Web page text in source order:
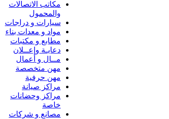
مكاتب الاتصالات
والمحمول
سيارات و دراجات
مواد و معدات بناء
مطابع و مكتبات
دعايـة وإعــلان
مــال و أعمال
مهن متخصصة
مهن حرفية
مراكز صيانة
مراكز وحضانات
خاصة
مصانع و شركات